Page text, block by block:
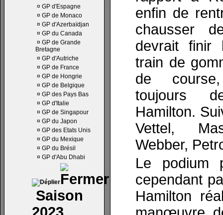
¤ GP d'Espagne
¤ GP de Monaco
¤ GP d'Azerbaïdjan
¤ GP du Canada
¤ GP de Grande
Bretagne
¤ GP d'Autriche
¤ GP de France
¤ GP de Hongrie
¤ GP de Belgique
¤ GP des Pays Bas
¤ GP d'Italie
¤ GP de Singapour
¤ GP du Japon
¤ GP des Etats Unis
¤ GP du Mexique
¤ GP du Brésil
¤ GP d'Abu Dhabi
Saison
enfin de
chausser
devrait finir
train de
de
toujours
Hamilton.
Vettel,
Webber,
Le podium
cependant
Hamilton